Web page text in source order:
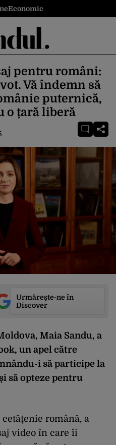
Economic
pentru români:
Vă îndemn să
puternică,
o țară liberă
Urmărește-ne în
Discover
Maia Sandu, a
un apel către
i să participe la
să opteze pentru
română, a
video în care îi